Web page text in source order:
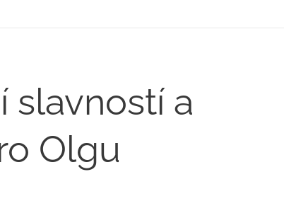
slavností a
Olgu